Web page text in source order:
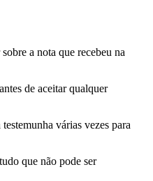
a nota que recebeu na
de aceitar qualquer
testemunha várias vezes para
tudo que não pode ser